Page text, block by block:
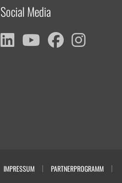
Social Media
IMPRESSUM
PARTNERPROGRAMM